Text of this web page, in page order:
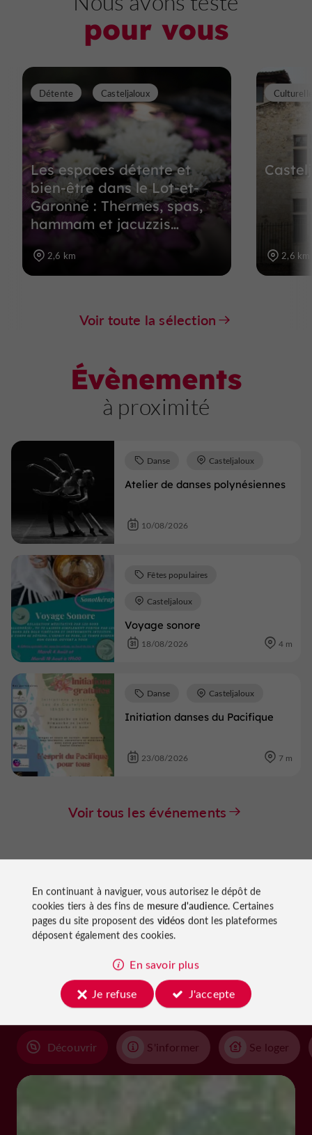
pour vous
Les espaces détente et
bien-être dans le Lot-et-
Garonne : Thermes, spas,
hammam et jacuzzis…
Détente Casteljaloux
2,6 km 2,6 km
Voir toute la sélection
Évènements
à proximité
Atelier de danses polynésiennes
Danse Casteljaloux
10/08/2026
Voyage sonore
Fêtes populaires
Casteljaloux
18/08/2026 4 m
Initiation danses du Pacifique
Danse Casteljaloux
23/08/2026 7 m
Voir tous les événements
À découvrir
aux
alentours
Découvrir S'informer Se loger
En continuant à naviguer, vous autorisez le dépôt de
cookies tiers à des fins de mesure d'audience. Certaines
pages du site proposent des vidéos dont les plateformes
déposent également des cookies.
En savoir plus
Je refuse
J'accepte